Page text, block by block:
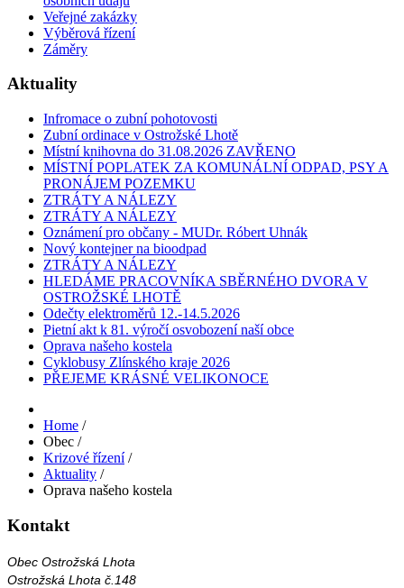
Veřejné zakázky
Výběrová řízení
Záměry
Aktuality
Infromace o zubní pohotovosti
Zubní ordinace v Ostrožské Lhotě
Místní knihovna do 31.08.2026 ZAVŘENO
MÍSTNÍ POPLATEK ZA KOMUNÁLNÍ ODPAD, PSY A
PRONÁJEM POZEMKU
ZTRÁTY A NÁLEZY
ZTRÁTY A NÁLEZY
Oznámení pro občany - MUDr. Róbert Uhnák
Nový kontejner na bioodpad
ZTRÁTY A NÁLEZY
HLEDÁME PRACOVNÍKA SBĚRNÉHO DVORA V
OSTROŽSKÉ LHOTĚ
Odečty elektroměrů 12.-14.5.2026
Pietní akt k 81. výročí osvobození naší obce
Oprava našeho kostela
Cyklobusy Zlínského kraje 2026
PŘEJEME KRÁSNÉ VELIKONOCE
Home /
Obec /
Krizové řízení /
Aktuality /
Oprava našeho kostela
Kontakt
Obec Ostrožská Lhota
Ostrožská Lhota č.148